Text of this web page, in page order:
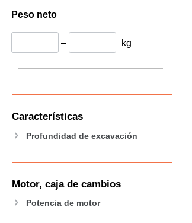
Peso neto
– kg
Características
Profundidad de excavación
Motor, caja de cambios
Potencia de motor